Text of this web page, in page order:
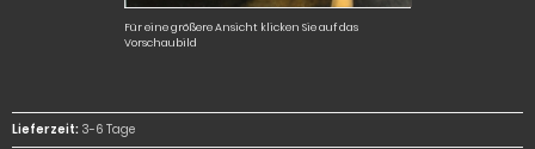
Für eine größere Ansicht klicken Sie auf das
Vorschaubild
Lieferzeit: 3-6 Tage